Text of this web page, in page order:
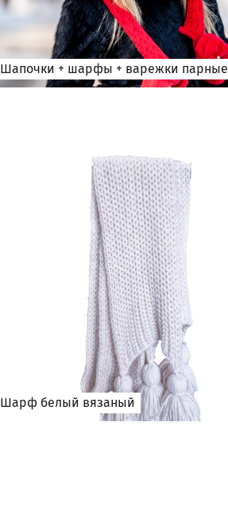
Шапочки + шарфы + варежки парные
Шарф белый вязаный